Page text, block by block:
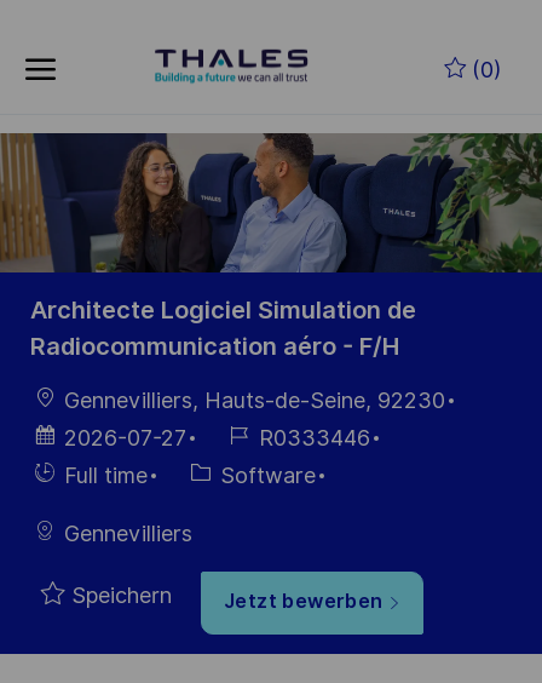
(0)
-
Architecte Logiciel Simulation de
Radiocommunication aéro - F/H
Ort
Gennevilliers, Hauts-de-Seine, 92230
Datum der
Veröffentlichung
2026-07-27
Job-
ID
R0333446
Einstellunngstyp
Full time Kategorie
Software
Gennevilliers
Speichern Jetzt bewerben